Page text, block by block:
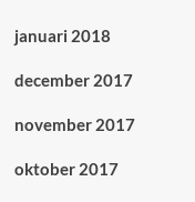
januari 2018
december 2017
november 2017
oktober 2017